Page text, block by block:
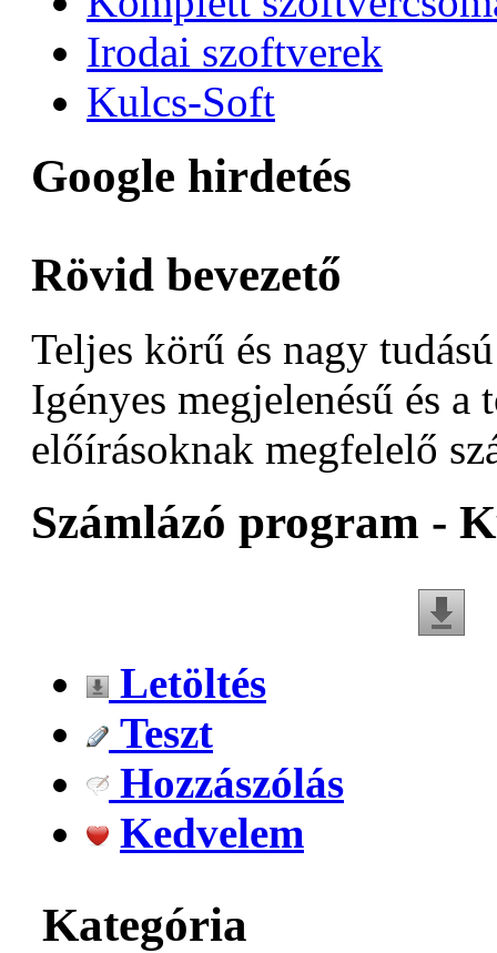
Irodai szoftverek
Kulcs-Soft
Google hirdetés
Rövid bevezető
Teljes körű és nagy
Igényes megjelenésű és a
előírásoknak megfelelő
Számlázó program -
Letöltés
Teszt
Hozzászólás
Kedvelem
Kategória